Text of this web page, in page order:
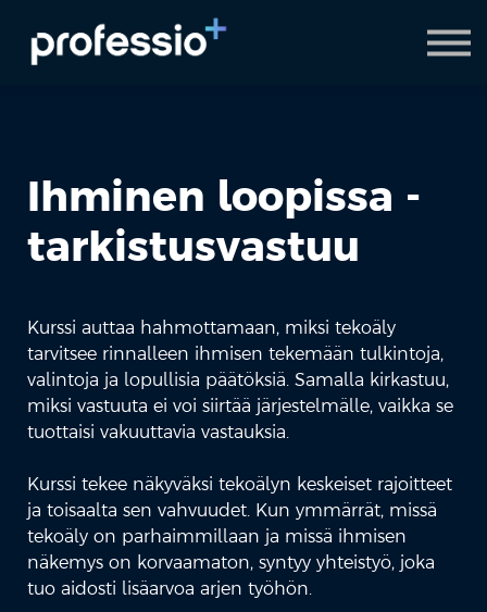
AI Coach
Pyydä demo
Ihminen loopissa -
tarkistusvastuu
Kurssi auttaa hahmottamaan, miksi tekoäly
tarvitsee rinnalleen ihmisen tekemään tulkintoja,
valintoja ja lopullisia päätöksiä. Samalla kirkastuu,
miksi vastuuta ei voi siirtää järjestelmälle, vaikka se
tuottaisi vakuuttavia vastauksia.
Kurssi tekee näkyväksi tekoälyn keskeiset rajoitteet
ja toisaalta sen vahvuudet. Kun ymmärrät, missä
tekoäly on parhaimmillaan ja missä ihmisen
näkemys on korvaamaton, syntyy yhteistyö, joka
tuo aidosti lisäarvoa arjen työhön.